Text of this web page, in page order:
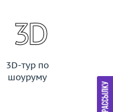
3D-тур по
шоуруму